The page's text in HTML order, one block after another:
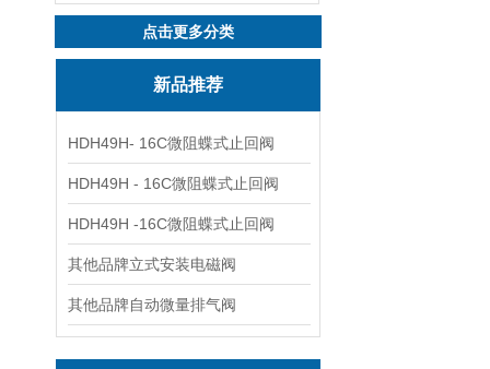
点击更多分类
新品推荐
HDH49H- 16C微阻蝶式止回阀
HDH49H - 16C微阻蝶式止回阀
HDH49H -16C微阻蝶式止回阀
其他品牌立式安装电磁阀
其他品牌自动微量排气阀